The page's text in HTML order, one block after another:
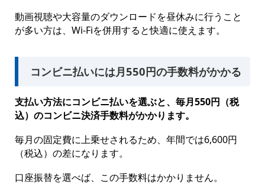
動画視聴や大容量のダウンロードを昼休みに行うこと
が多い方は、Wi-Fiを併用すると快適に使えます。
コンビニ払いには月550円の手数料がかかる
支払い方法にコンビニ払いを選ぶと、毎月550円（税
込）のコンビニ決済手数料がかかります。
毎月の固定費に上乗せされるため、年間では6,600円
（税込）の差になります。
口座振替を選べば、この手数料はかかりません。